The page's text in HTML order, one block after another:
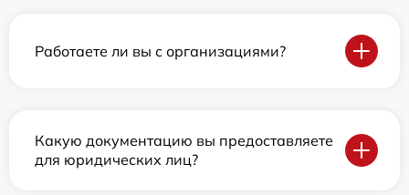
Работаете ли вы с организациями?
Какую документацию вы предоставляете
для юридических лиц?